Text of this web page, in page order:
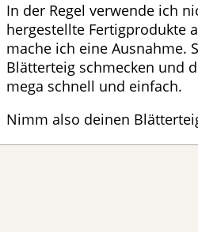
In der Regel verwende ich
hergestellte Fertigprodukte
mache ich eine Ausnahme.
Blätterteig schmecken und
mega schnell und einfach.
Nimm also deinen